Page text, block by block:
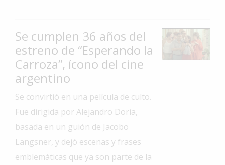
La
Ciudad
Arte
y
Espectáculos
Policiales
Se cumplen 36 años del
estreno de “Esperando la
Carroza”, ícono del cine
argentino
Se convirtió en una película de culto.
Fue dirigida por Alejandro Doria,
basada en un guión de Jacobo
Langsner, y dejó escenas y frases
emblemáticas que ya son parte de la